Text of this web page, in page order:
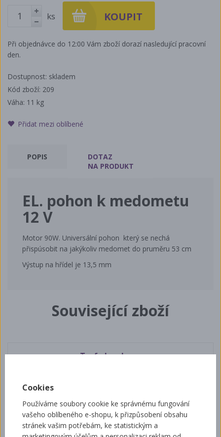
+
ks
Při objednávce do 12:00 Vám zboží dorazí nasledující pracovní
den.
Dostupnost: skladem
Kód zboží: 209
Váha: 11 kg
Přidat mezi oblíbené
POPIS
DOTAZ
NA PRODUKT
EL. pohon k medometu
12 V
Motor 90W. Universální pohon který se nechá
přispúsobit na jakýkoliv medomet do pruměru 53 cm
Výstup na hřídel je 13,5 mm
Související zboží
Trafo k pohonu
Cookies
Používáme soubory cookie ke správnému fungování
vašeho oblíbeného e-shopu, k přizpůsobení obsahu
stránek vašim potřebám, ke statistickým a